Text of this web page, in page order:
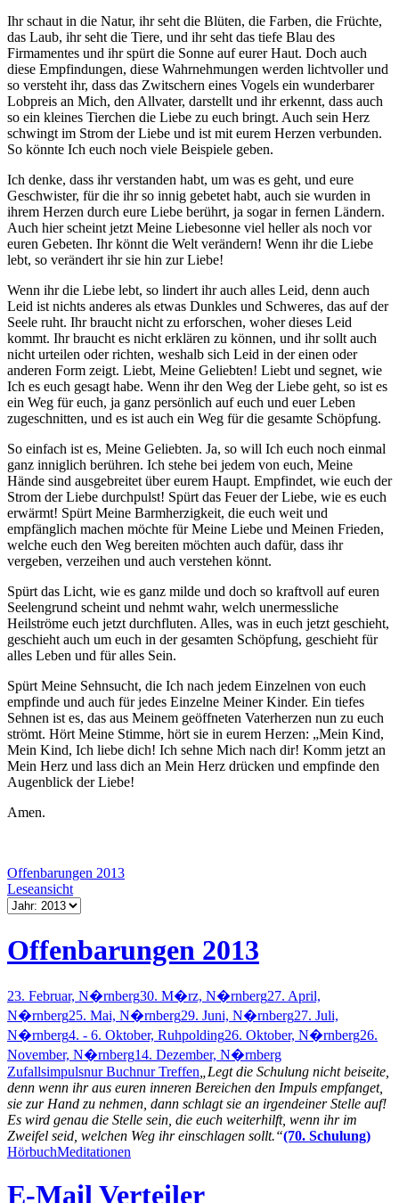
Ihr schaut in die Natur, ihr seht die Blüten, die Farben, die Früchte,
das Laub, ihr seht die Tiere, und ihr seht das tiefe Blau des
Firmamentes und ihr spürt die Sonne auf eurer Haut. Doch auch
diese Empfindungen, diese Wahrnehmungen werden lichtvoller und
so versteht ihr, dass das Zwitschern eines Vogels ein wunderbarer
Lobpreis an Mich, den Allvater, darstellt und ihr erkennt, dass auch
so ein kleines Tierchen die Liebe zu euch bringt. Auch sein Herz
schwingt im Strom der Liebe und ist mit eurem Herzen verbunden.
So könnte Ich euch noch viele Beispiele geben.
Ich denke, dass ihr verstanden habt, um was es geht, und eure
Geschwister, für die ihr so innig gebetet habt, auch sie wurden in
ihrem Herzen durch eure Liebe berührt, ja sogar in fernen Ländern.
Auch hier scheint jetzt Meine Liebesonne viel heller als noch vor
euren Gebeten. Ihr könnt die Welt verändern! Wenn ihr die Liebe
lebt, so verändert ihr sie hin zur Liebe!
Wenn ihr die Liebe lebt, so lindert ihr auch alles Leid, denn auch
Leid ist nichts anderes als etwas Dunkles und Schweres, das auf der
Seele ruht. Ihr braucht nicht zu erforschen, woher dieses Leid
kommt. Ihr braucht es nicht erklären zu können, und ihr sollt auch
nicht urteilen oder richten, weshalb sich Leid in der einen oder
anderen Form zeigt. Liebt, Meine Geliebten! Liebt und segnet, wie
Ich es euch gesagt habe. Wenn ihr den Weg der Liebe geht, so ist es
ein Weg für euch, ja ganz persönlich auf euch und euer Leben
zugeschnitten, und es ist auch ein Weg für die gesamte Schöpfung.
So einfach ist es, Meine Geliebten. Ja, so will Ich euch noch einmal
ganz inniglich berühren. Ich stehe bei jedem von euch, Meine
Hände sind ausgebreitet über eurem Haupt. Empfindet, wie euch der
Strom der Liebe durchpulst! Spürt das Feuer der Liebe, wie es euch
erwärmt! Spürt Meine Barmherzigkeit, die euch weit und
empfänglich machen möchte für Meine Liebe und Meinen Frieden,
welche euch den Weg bereiten möchten auch dafür, dass ihr
vergeben, verzeihen und auch verstehen könnt.
Spürt das Licht, wie es ganz milde und doch so kraftvoll auf euren
Seelengrund scheint und nehmt wahr, welch unermessliche
Heilströme euch jetzt durchfluten. Alles, was in euch jetzt geschieht,
geschieht auch um euch in der gesamten Schöpfung, geschieht für
alles Leben und für alles Sein.
Spürt Meine Sehnsucht, die Ich nach jedem Einzelnen von euch
empfinde und auch für jedes Einzelne Meiner Kinder. Ein tiefes
Sehnen ist es, das aus Meinem geöffneten Vaterherzen nun zu euch
strömt. Hört Meine Stimme, hört sie in eurem Herzen: „Mein Kind,
Mein Kind, Ich liebe dich! Ich sehne Mich nach dir! Komm jetzt an
Mein Herz und lass dich an Mein Herz drücken und empfinde den
Augenblick der Liebe!
Amen.
Offenbarungen 2013
Leseansicht
Offenbarungen 2013
23. Februar, N�rnberg30. M�rz, N�rnberg27. April,
N�rnberg25. Mai, N�rnberg29. Juni, N�rnberg27. Juli,
N�rnberg4. - 6. Oktober, Ruhpolding26. Oktober, N�rnberg26.
November, N�rnberg14. Dezember, N�rnberg
Zufallsimpulsnur Buchnur Treffen „Legt die Schulung nicht beiseite,
denn wenn ihr aus euren inneren Bereichen den Impuls empfanget,
sie zur Hand zu nehmen, dann schlagt sie an irgendeiner Stelle auf!
Es wird genau die Stelle sein, die euch weiterhilft, wenn ihr im
Zweifel seid, welchen Weg ihr einschlagen sollt.“(70. Schulung)
HörbuchMeditationen
E-Mail Verteiler